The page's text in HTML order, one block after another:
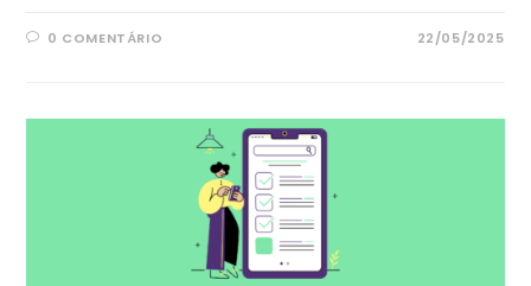
0 COMENTÁRIO 22/05/2025